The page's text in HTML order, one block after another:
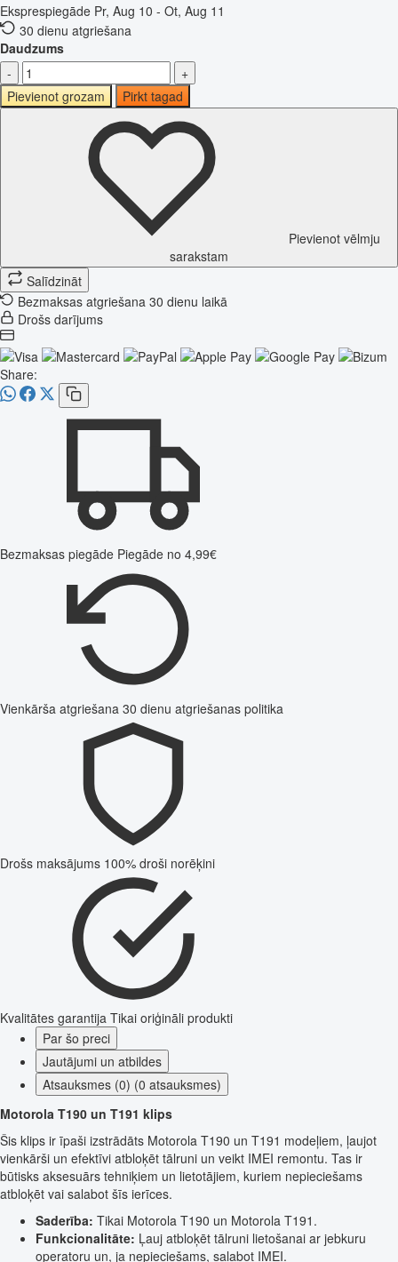
Eksprespiegāde Pr, Aug 10 - Ot, Aug 11
30 dienu atgriešana
Daudzums
-
+
Pievienot grozam
Pirkt tagad
Pievienot vēlmju
sarakstam
Salīdzināt
Bezmaksas atgriešana 30 dienu laikā
Drošs darījums
Share:
Bezmaksas piegāde Piegāde no 4,99€
Vienkārša atgriešana 30 dienu atgriešanas politika
Drošs maksājums 100% droši norēķini
Kvalitātes garantija Tikai oriģināli produkti
Par šo preci
Jautājumi un atbildes
Atsauksmes (0) (0 atsauksmes)
Motorola T190 un T191 klips
Šis klips ir īpaši izstrādāts Motorola T190 un T191 modeļiem, ļaujot
vienkārši un efektīvi atbloķēt tālruni un veikt IMEI remontu. Tas ir
būtisks aksesuārs tehniķiem un lietotājiem, kuriem nepieciešams
atbloķēt vai salabot šīs ierīces.
Saderība: Tikai Motorola T190 un Motorola T191.
Funkcionalitāte: Ļauj atbloķēt tālruni lietošanai ar jebkuru
operatoru un, ja nepieciešams, salabot IMEI.